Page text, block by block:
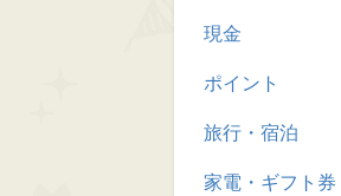
現金
ポイント
旅行・宿泊
家電・ギフト券